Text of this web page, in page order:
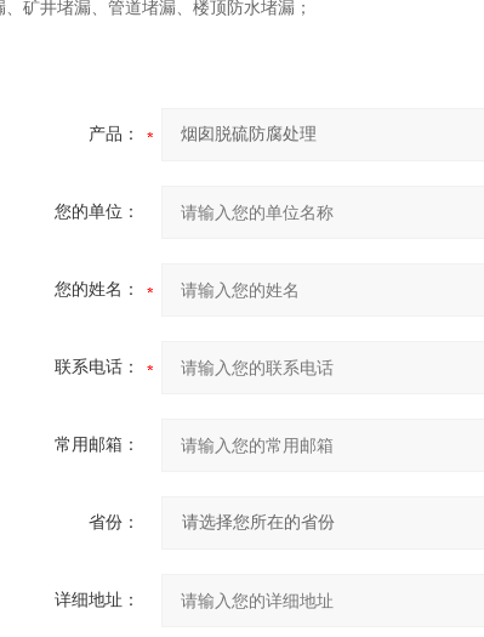
、矿井堵漏、管道堵漏、楼顶防水堵漏；
产品：
您的单位：
您的姓名：
联系电话：
常用邮箱：
省份：
详细地址：